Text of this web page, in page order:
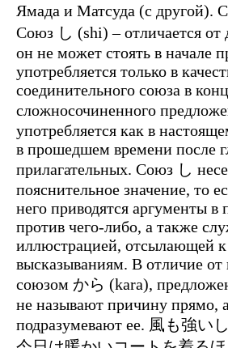
Ямада и Матсуда (с другой).
Союз し (shi) – отличается от
он не может стоять в начале
употребляется только в
соединительного союза в
сложносочиненного
употребляется как в
в прошедшем времени после
прилагательных. Союз し
пояснительное значение, то
него приводятся аргументы в
против чего-либо, а также
иллюстрацией, отсылающей
высказываниям. В отличие
союзом から (kara),
не называют причину прямо,
подразумевают ее. 風も強い